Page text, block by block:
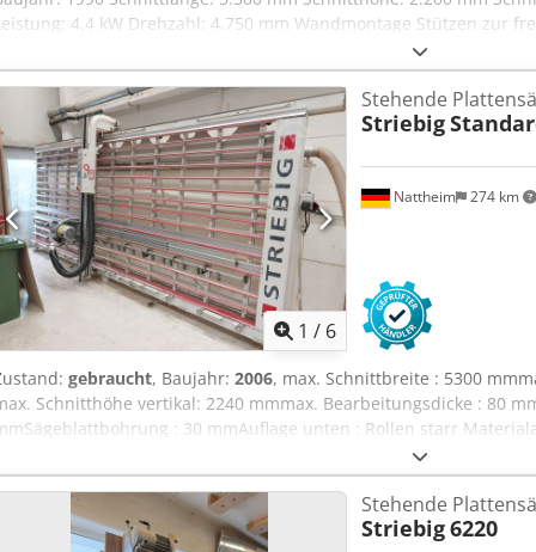
4,4 kW Drehzahl: 4.750 mm Wandmontage Stützen zur
1 / 6
Nattheim 274 km
Stehende
Striebig
gebraucht, Baujahr: 2006, max. Schnittbreite : 5300
Schnitthöhe vertikal: 2240 mmmax. Bearbeitungsdicke : 80
: 30 mmAuflage unten : Rollen starr
Kleinteilauflage : Ja Messsystem : SkalaSchwenkung
Absaugung : externe Absaugung Arretierung Sägebalken
: 6660 x 1426 x 3015 mmMotorleistung : 5.5
Dedezrmwwjpfx Alyeck
Stehende
Striebig6220